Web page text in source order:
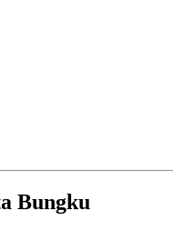
Bungku